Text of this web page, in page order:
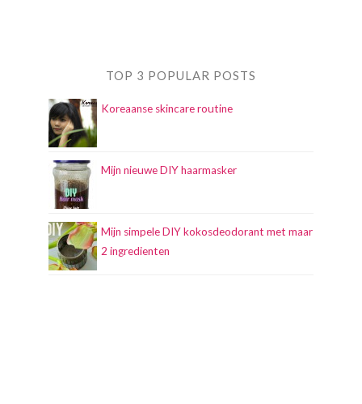
TOP 3 POPULAR POSTS
Koreaanse skincare routine
Mijn nieuwe DIY haarmasker
Mijn simpele DIY kokosdeodorant met maar
2 ingredienten